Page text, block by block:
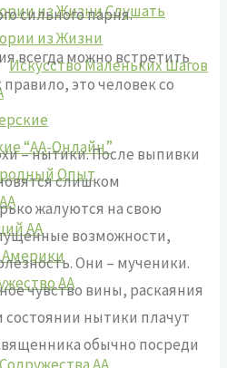
из Жизни Слушать
из Жизни
Искусство Маленьких Шагов
“АА-Онлайн”
Опыт
АА
АА
сильного парня.
всегда можно встретить
это человек со
– нытики. После выпивки
слишком
жалуются на свою
возможности,
Они – мученики.
чувство вины, раскаяния
состоянии нытики плачут
обычно посреди